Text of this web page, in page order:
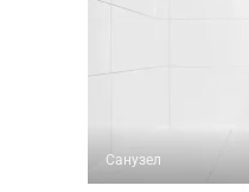
Санузел